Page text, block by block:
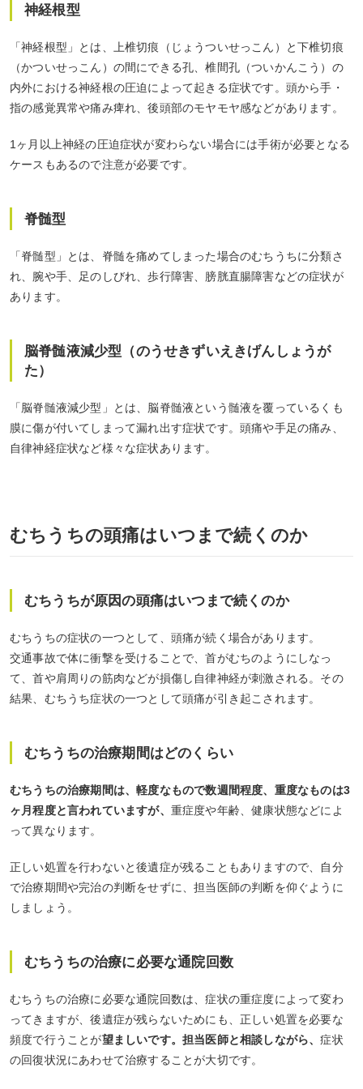
神経根型
「神経根型」とは、上椎切痕（じょうついせっこん）と下椎切痕
（かついせっこん）の間にできる孔、椎間孔（ついかんこう）の
内外における神経根の圧迫によって起きる症状です。頭から手・
指の感覚異常や痛み痺れ、後頭部のモヤモヤ感などがあります。
1ヶ月以上神経の圧迫症状が変わらない場合には手術が必要となる
ケースもあるので注意が必要です。
脊髄型
「脊髄型」とは、脊髄を痛めてしまった場合のむちうちに分類さ
れ、腕や手、足のしびれ、歩行障害、膀胱直腸障害などの症状が
あります。
脳脊髄液減少型（のうせきずいえきげんしょうが
た）
「脳脊髄液減少型」とは、脳脊髄液という髄液を覆っているくも
膜に傷が付いてしまって漏れ出す症状です。頭痛や手足の痛み、
自律神経症状など様々な症状あります。
むちうちの頭痛はいつまで続くのか
むちうちが原因の頭痛はいつまで続くのか
むちうちの症状の一つとして、頭痛が続く場合があります。
交通事故で体に衝撃を受けることで、首がむちのようにしなっ
て、首や肩周りの筋肉などが損傷し自律神経が刺激される。その
結果、むちうち症状の一つとして頭痛が引き起こされます。
むちうちの治療期間はどのくらい
むちうちの治療期間は、軽度なもので数週間程度、重度なものは3
ヶ月程度と言われていますが、 重症度や年齢、健康状態などによ
って異なります。
正しい処置を行わないと後遺症が残ることもありますので、自分
で治療期間や完治の判断をせずに、担当医師の判断を仰ぐように
しましょう。
むちうちの治療に必要な通院回数
むちうちの治療に必要な通院回数は、症状の重症度によって変わ
ってきますが、後遺症が残らないためにも、正しい処置を必要な
頻度で行うことが望ましいです。担当医師と相談しながら、症状
の回復状況にあわせて治療することが大切です。